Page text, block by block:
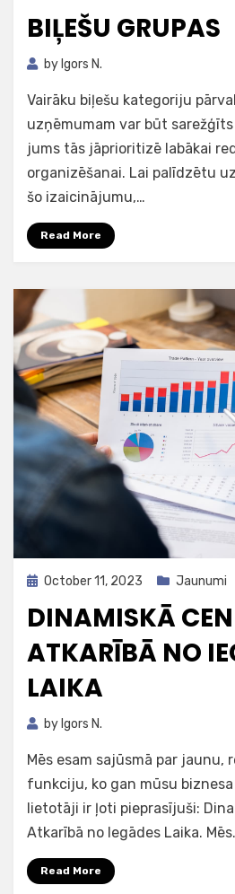
BIĻEŠU GRUPAS
by Igors N.
Vairāku biļešu kategoriju
uzņēmumam var būt
jums tās jāprioritizē labākai
organizēšanai. Lai palīdzētu
šo izaicinājumu,…
Read More
Posted
October 11, 2023 Jaunumi
DINAMISKĀ
ATKARĪBĀ NO
LAIKA
by Igors N.
Mēs esam sajūsmā par jaunu,
funkciju, ko gan mūsu
lietotāji ir ļoti pieprasījuši:
Atkarībā no Iegādes Laika.
Read More